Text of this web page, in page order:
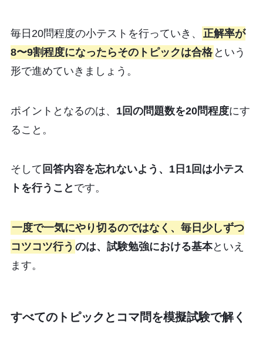
毎日20問程度の小テストを行っていき、
正解率が
8〜9割程度になったらそのトピックは合格 という
形で進めていきましょう。
ポイントとなるのは、 1回の問題数を20問程度にす
ること。
そして 回答内容を忘れないよう、1日1回は小テス
トを行うこと です。
一度で一気にやり切るのではなく、毎日少しずつ
コツコツ行う のは、試験勉強における基本といえ
ます。
すべてのトピックとコマ問を模擬試験で解く